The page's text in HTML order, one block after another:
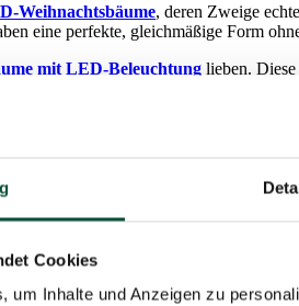
Cookies
um Inhalte und Anzeigen zu
Weihnachtsbäume, deren Zweige
eine perfekte, gleichmäßige Form
mit LED-Beleuchtung lieben.
von Kabeln – der Weihnachtsbaum
Lebensdauer. Wenn Sie sich
neuen echten Weihnachtsbaum